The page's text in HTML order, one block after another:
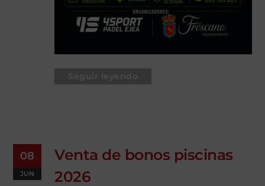
Seguir leyendo
08
JUN
Venta de bonos piscinas
2026